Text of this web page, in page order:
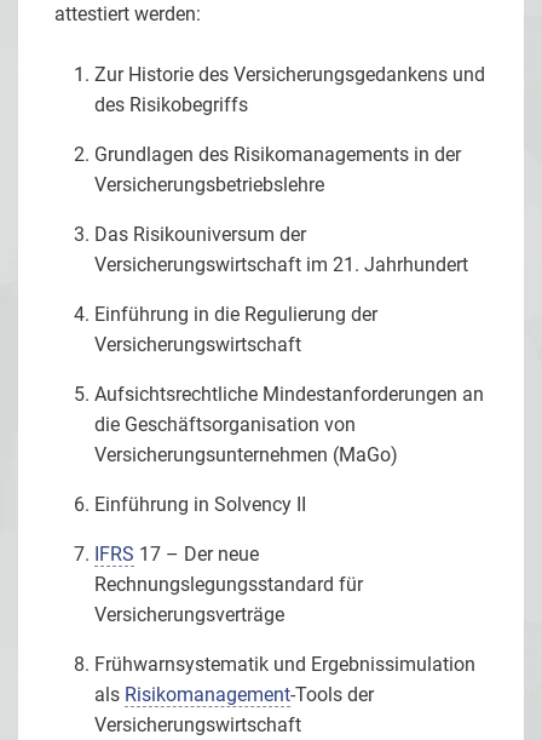
attestiert werden:
Zur Historie des Versicherungsgedankens und
des Risikobegriffs
Grundlagen des Risikomanagements in der
Versicherungsbetriebslehre
Das Risikouniversum der
Versicherungswirtschaft im 21. Jahrhundert
Einführung in die Regulierung der
Versicherungswirtschaft
Aufsichtsrechtliche Mindestanforderungen an
die Geschäftsorganisation von
Versicherungsunternehmen (MaGo)
Einführung in Solvency II
IFRS 17 – Der neue
Rechnungslegungsstandard für
Versicherungsverträge
Frühwarnsystematik und Ergebnissimulation
als Risikomanagement-Tools der
Versicherungswirtschaft